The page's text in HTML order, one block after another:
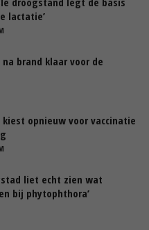
lactatie’
brand klaar voor de
opnieuw voor vaccinatie
liet echt zien wat
bij phytophthora’